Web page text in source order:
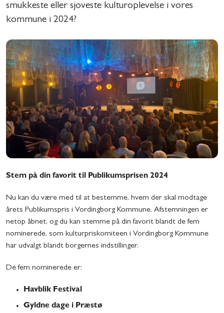
smukkeste eller sjoveste kulturoplevelse i vores
kommune i 2024?
Stem på din favorit til Publikumsprisen 2024
Nu kan du være med til at bestemme, hvem der skal modtage
årets Publikumspris i Vordingborg Kommune. Afstemningen er
netop åbnet, og du kan stemme på din favorit blandt de fem
nominerede, som kulturpriskomiteen i Vordingborg Kommune
har udvalgt blandt borgernes indstillinger.
De fem nominerede er:
Havblik Festival
Gyldne dage i Præstø